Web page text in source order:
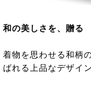
和の美しさを、贈る
着物を思わせる和柄
ばれる上品なデザイ